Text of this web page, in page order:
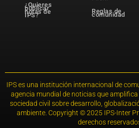
¿Quieres
publicar
notas de
IPS?
Reglas de
comunidad
IPS es una institución internacional de
agencia mundial de noticias que amplifica
sociedad civil sobre desarrollo,
ambiente. Copyright © 2025 IPS-Inter
derechos